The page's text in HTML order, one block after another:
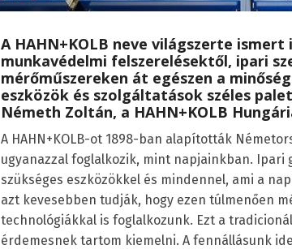
A HAHN+KOLB neve világszerte
munkavédelmi felszerelésektől, ipari
mérőműszereken át egészen a
eszközök és szolgáltatások széles
Németh Zoltán, a HAHN+KOLB
A HAHN+KOLB-ot 1898-ban alapították
ugyanazzal foglalkozik, mint napjainkban. Ipari
szükséges eszközökkel és mindennel, ami a
azt kevesebben tudják, hogy ezen túlmenően
technológiákkal is foglalkozunk. Ezt a
érdemesnek tartom kiemelni. A fennállásunk